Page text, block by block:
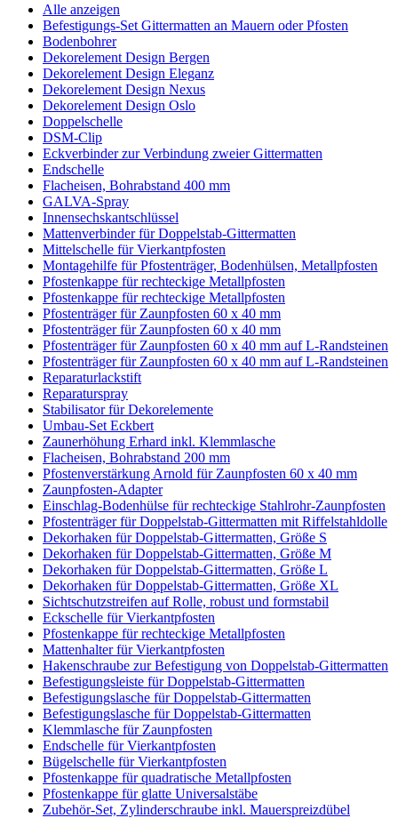
Alle anzeigen
Befestigungs-Set Gittermatten an Mauern oder Pfosten
Bodenbohrer
Dekorelement Design Bergen
Dekorelement Design Eleganz
Dekorelement Design Nexus
Dekorelement Design Oslo
Doppelschelle
DSM-Clip
Eckverbinder zur Verbindung zweier Gittermatten
Endschelle
Flacheisen, Bohrabstand 400 mm
GALVA-Spray
Innensechskantschlüssel
Mattenverbinder für Doppelstab-Gittermatten
Mittelschelle für Vierkantpfosten
Montagehilfe für Pfostenträger, Bodenhülsen, Metallpfosten
Pfostenkappe für rechteckige Metallpfosten
Pfostenkappe für rechteckige Metallpfosten
Pfostenträger für Zaunpfosten 60 x 40 mm
Pfostenträger für Zaunpfosten 60 x 40 mm
Pfostenträger für Zaunpfosten 60 x 40 mm auf L-Randsteinen
Pfostenträger für Zaunpfosten 60 x 40 mm auf L-Randsteinen
Reparaturlackstift
Reparaturspray
Stabilisator für Dekorelemente
Umbau-Set Eckbert
Zaunerhöhung Erhard inkl. Klemmlasche
Flacheisen, Bohrabstand 200 mm
Pfostenverstärkung Arnold für Zaunpfosten 60 x 40 mm
Zaunpfosten-Adapter
Einschlag-Bodenhülse für rechteckige Stahlrohr-Zaunpfosten
Pfostenträger für Doppelstab-Gittermatten mit Riffelstahldolle
Dekorhaken für Doppelstab-Gittermatten, Größe S
Dekorhaken für Doppelstab-Gittermatten, Größe M
Dekorhaken für Doppelstab-Gittermatten, Größe L
Dekorhaken für Doppelstab-Gittermatten, Größe XL
Sichtschutzstreifen auf Rolle, robust und formstabil
Eckschelle für Vierkantpfosten
Pfostenkappe für rechteckige Metallpfosten
Mattenhalter für Vierkantpfosten
Hakenschraube zur Befestigung von Doppelstab-Gittermatten
Befestigungsleiste für Doppelstab-Gittermatten
Befestigungslasche für Doppelstab-Gittermatten
Befestigungslasche für Doppelstab-Gittermatten
Klemmlasche für Zaunpfosten
Endschelle für Vierkantpfosten
Bügelschelle für Vierkantpfosten
Pfostenkappe für quadratische Metallpfosten
Pfostenkappe für glatte Universalstäbe
Zubehör-Set, Zylinderschraube inkl. Mauerspreizdübel